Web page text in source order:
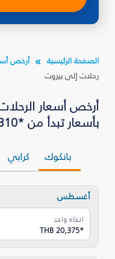
الصفحة الرئيسية أرخص
رحلات إلى بيروت
أرخص أسعار
بأسعار تبدأ من *THB 19,310
بانكوك كرابي
أغسطس
اتجاه واحد
THB 20,375*